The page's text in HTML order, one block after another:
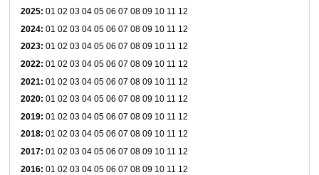
2025:01 02 03 04 05 06 07 08 09 10 11 12
2024:01 02 03 04 05 06 07 08 09 10 11 12
2023:01 02 03 04 05 06 07 08 09 10 11 12
2022:01 02 03 04 05 06 07 08 09 10 11 12
2021:01 02 03 04 05 06 07 08 09 10 11 12
2020:01 02 03 04 05 06 07 08 09 10 11 12
2019:01 02 03 04 05 06 07 08 09 10 11 12
2018:01 02 03 04 05 06 07 08 09 10 11 12
2017:01 02 03 04 05 06 07 08 09 10 11 12
2016:01 02 03 04 05 06 07 08 09 10 11 12